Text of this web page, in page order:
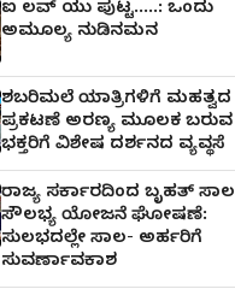
ಐ ಲವ್ ಯು ಪುಟ್ಟ.....: ಒಂದು
ಅಮೂಲ್ಯ ನುಡಿನಮನ
ಶಬರಿಮಲೆ ಯಾತ್ರಿಗಳಿಗೆ ಮಹತ್ವದ
ಪ್ರಕಟಣೆ ಅರಣ್ಯ ಮೂಲಕ ಬರುವ
ಭಕ್ತರಿಗೆ ವಿಶೇಷ ದರ್ಶನದ ವ್ಯವಸ್ಥೆ
ರಾಜ್ಯ ಸರ್ಕಾರದಿಂದ ಬೃಹತ್ ಸಾಲ
ಸೌಲಭ್ಯ ಯೋಜನೆ ಘೋಷಣೆ:
ಸುಲಭದಲ್ಲೇ ಸಾಲ- ಅರ್ಹರಿಗೆ
ಸುವರ್ಣಾವಕಾಶ